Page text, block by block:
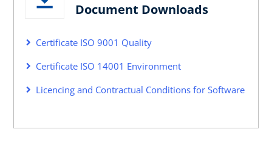
Document Downloads
Certificate ISO 9001 Quality
Certificate ISO 14001 Environment
Licencing and Contractual Conditions for Software